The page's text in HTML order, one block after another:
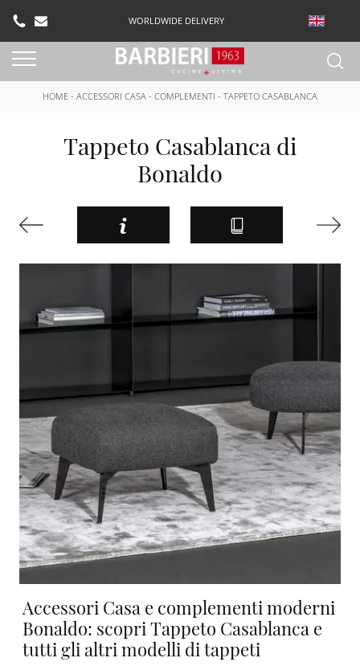
WORLDWIDE DELIVERY
HOME - ACCESSORI CASA - COMPLEMENTI - TAPPETO CASABLANCA
Tappeto Casablanca di
Bonaldo
Accessori Casa e complementi moderni
Bonaldo: scopri Tappeto Casablanca e
tutti gli altri modelli di tappeti